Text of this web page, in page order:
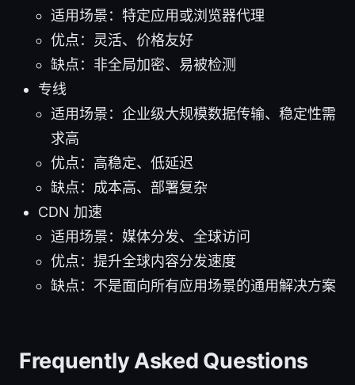
适用场景：特定应用或浏览器代理
优点：灵活、价格友好
缺点：非全局加密、易被检测
专线
适用场景：企业级大规模数据传输、稳定性需
求高
优点：高稳定、低延迟
缺点：成本高、部署复杂
CDN 加速
适用场景：媒体分发、全球访问
优点：提升全球内容分发速度
缺点：不是面向所有应用场景的通用解决方案
Frequently Asked Questions